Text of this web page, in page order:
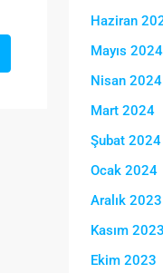
Haziran
Mayıs 2024
Nisan 2024
Mart 2024
Şubat 2024
Ocak 2024
Aralık 2023
Kasım 2023
Ekim 2023